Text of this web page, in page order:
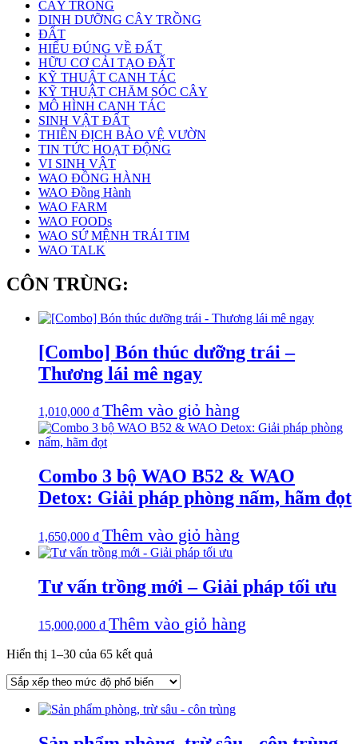
CÂY TRỒNG
DINH DƯỠNG CÂY TRỒNG
ĐẤT
HIỂU ĐÚNG VỀ ĐẤT
HỮU CƠ CẢI TẠO ĐẤT
KỸ THUẬT CANH TÁC
KỸ THUẬT CHĂM SÓC CÂY
MÔ HÌNH CANH TÁC
SINH VẬT ĐẤT
THIÊN ĐỊCH BẢO VỆ VƯỜN
TIN TỨC HOẠT ĐỘNG
VI SINH VẬT
WAO ĐỒNG HÀNH
WAO Đồng Hành
WAO FARM
WAO FOODs
WAO SỨ MỆNH TRÁI TIM
WAO TALK
CÔN TRÙNG:
[Combo] Bón thúc dưỡng trái –
Thương lái mê ngay
1,010,000 ₫ Thêm vào giỏ hàng
Combo 3 bộ WAO B52 & WAO
Detox: Giải pháp phòng nấm, hãm đọt
1,650,000 ₫ Thêm vào giỏ hàng
Tư vấn trồng mới – Giải pháp tối ưu
15,000,000 ₫ Thêm vào giỏ hàng
Hiển thị 1–30 của 65 kết quả
xếp
mức
phổ